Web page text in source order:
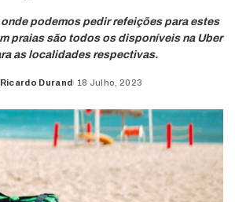
podemos pedir refeições para estes
praias são todos os disponíveis na Uber
as localidades respectivas.
Posted
Ricardo Durand 18 Julho, 2023